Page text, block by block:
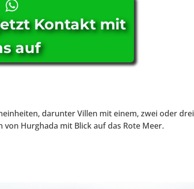
Kontakt mit
auf
darunter Villen mit einem, zwei oder drei
Hurghada mit Blick auf das Rote Meer.